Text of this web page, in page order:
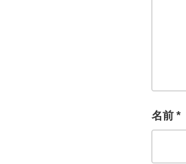
名前 *